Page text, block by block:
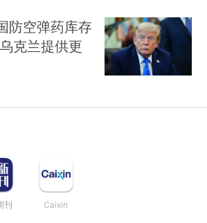
防空弹药库存
克兰提供更
刊 Caixin